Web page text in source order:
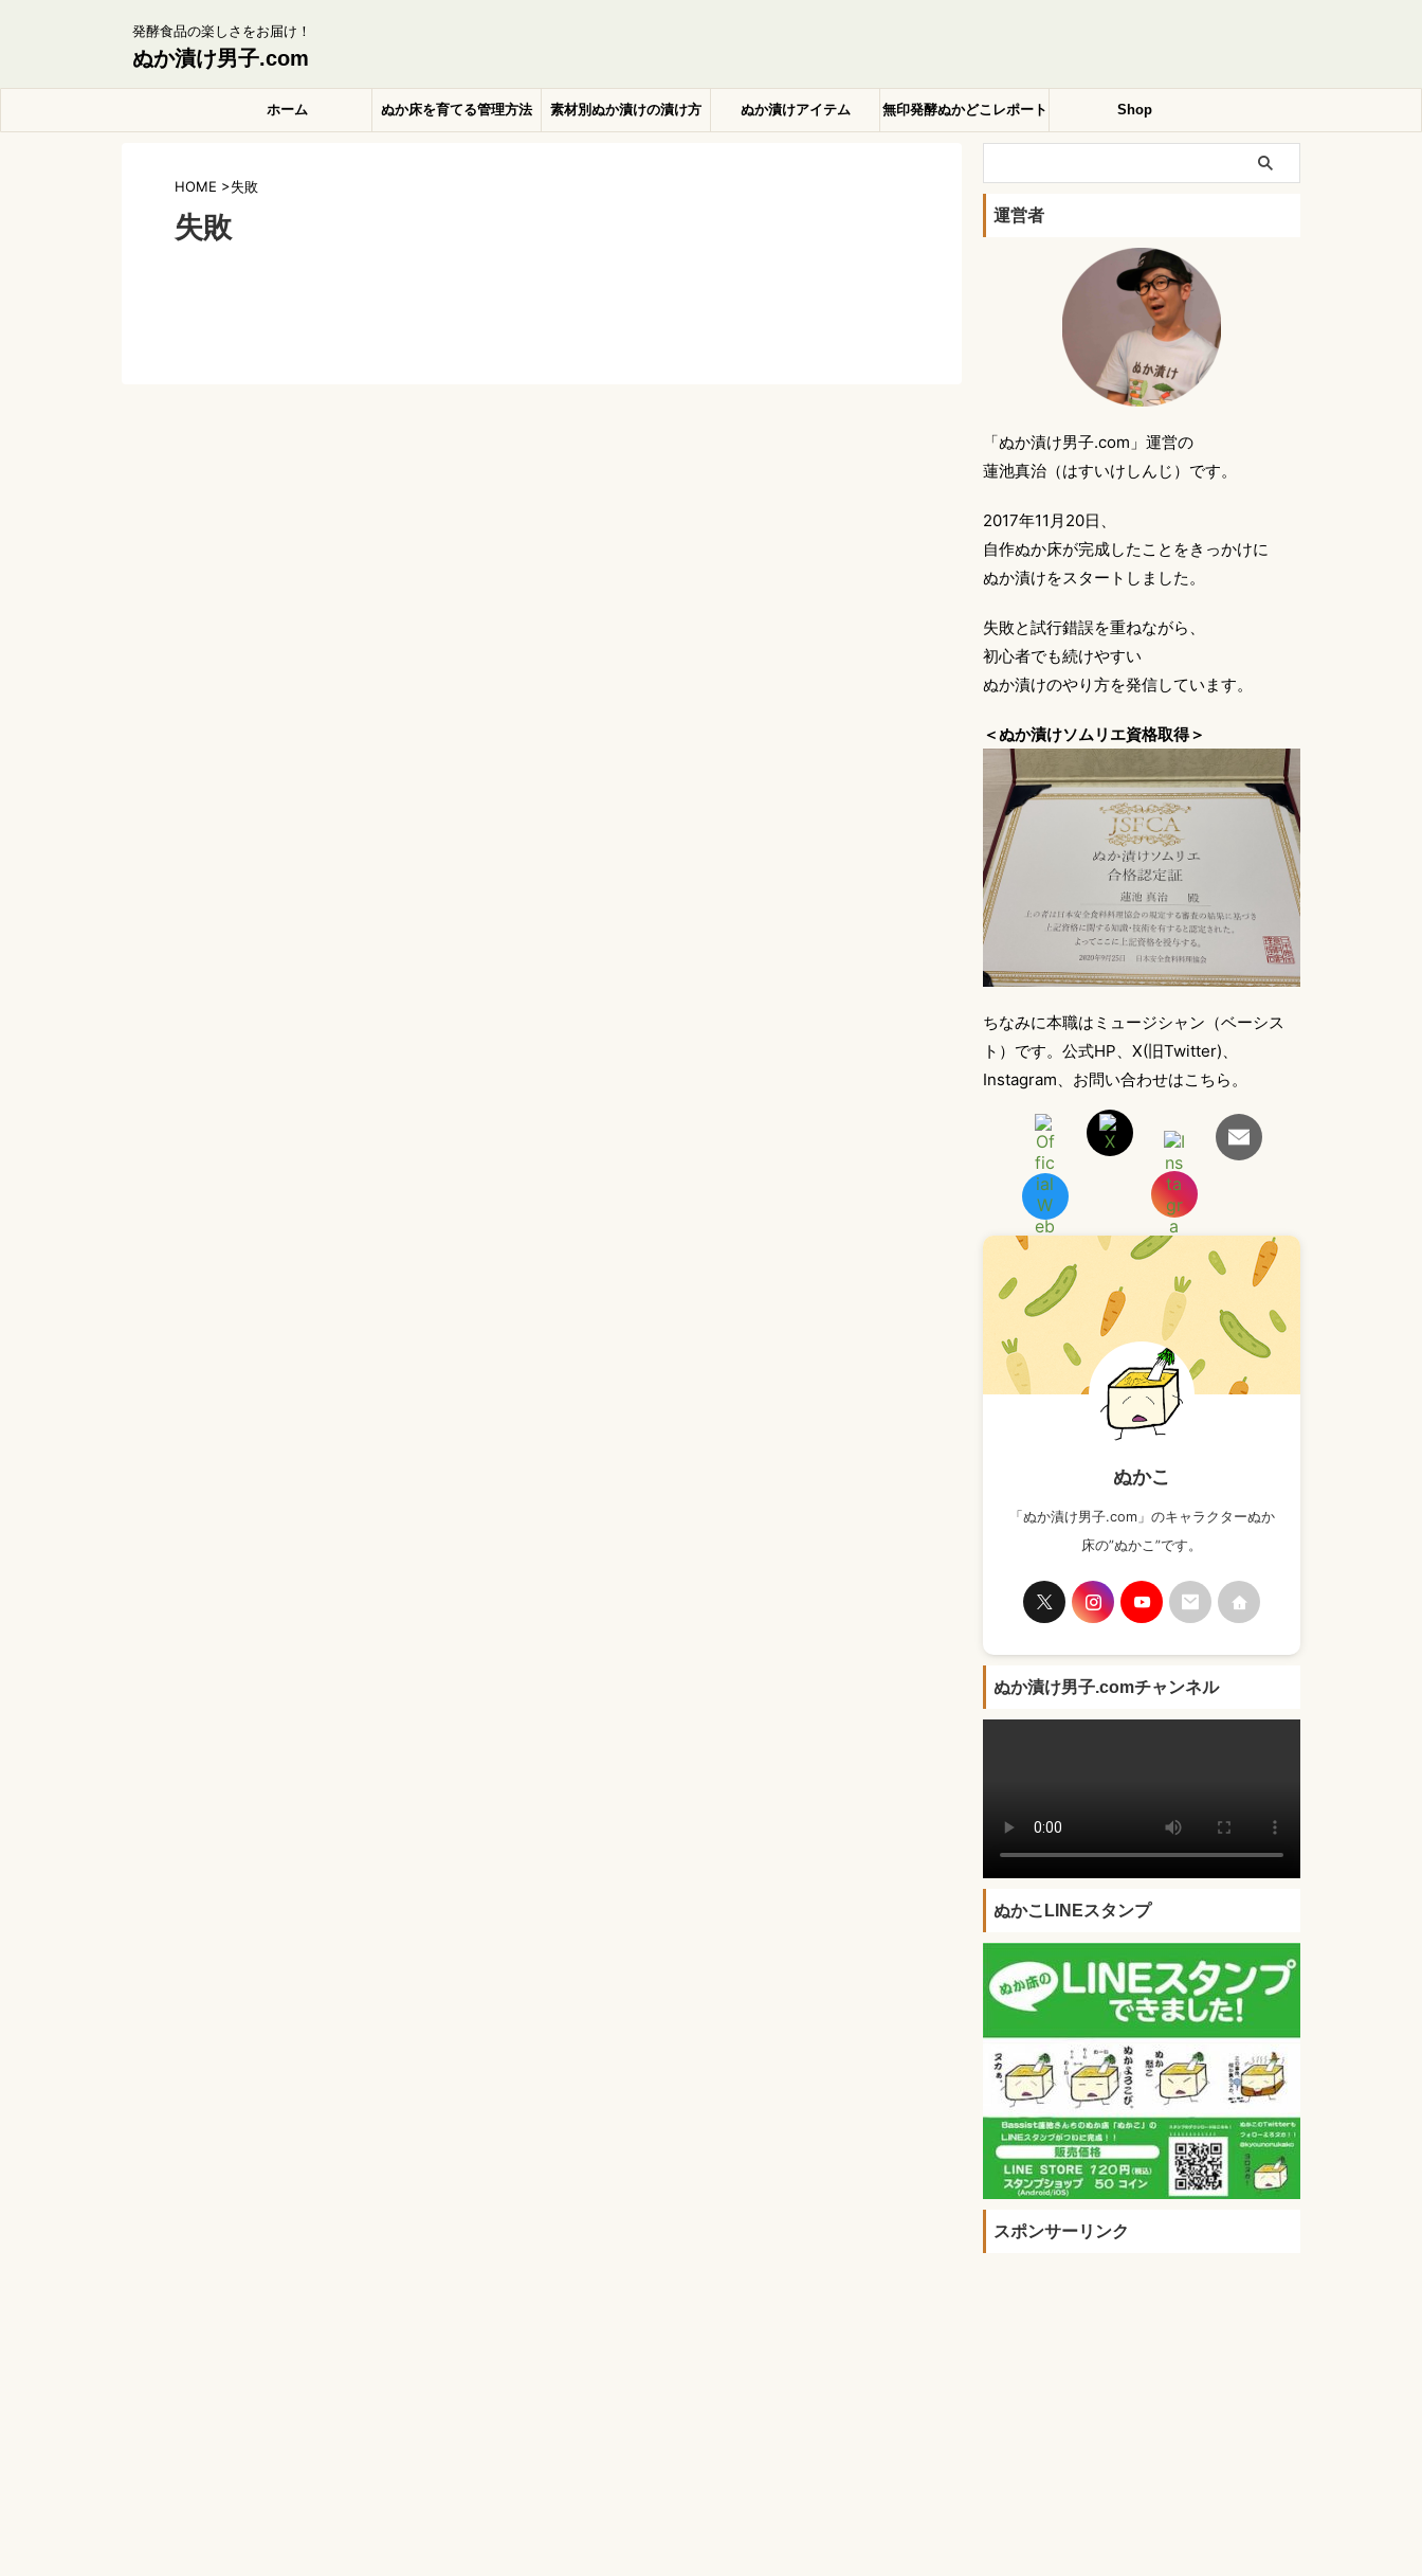
発酵食品の楽しさをお届け！
ぬか漬け男子.com
ホーム ぬか床を育てる管理方法 素材別ぬか漬けの漬け方 ぬか漬けアイテム 無印発酵ぬかどこレポート Shop
HOME >失敗
失敗 運営者
「ぬか漬け男子.com」運営の
蓮池真治（はすいけしんじ）です。
2017年11月20日、
自作ぬか床が完成したことをきっかけに
ぬか漬けをスタートしました。
失敗と試行錯誤を重ねながら、
初心者でも続けやすい
ぬか漬けのやり方を発信しています。
＜ぬか漬けソムリエ資格取得＞
ちなみに本職はミュージシャン（ベーシス
ト）です。公式HP、X(旧Twitter)、
Instagram、お問い合わせはこちら。
ぬかこ
「ぬか漬け男子.com」のキャラクターぬか
床の”ぬかこ”です。
ぬか漬け男子.comチャンネル
ぬかこLINEスタンプ
スポンサーリンク